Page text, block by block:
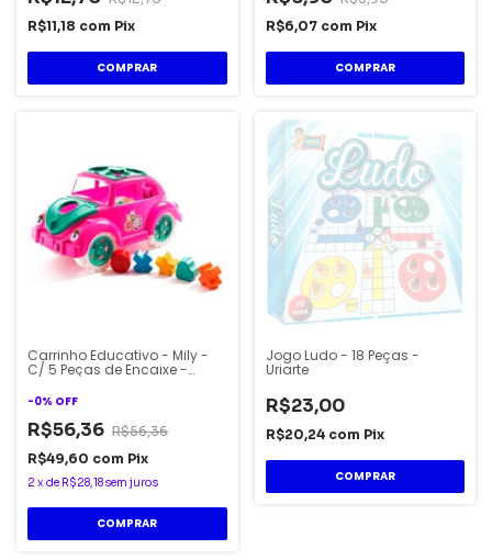
R$11,18 com Pix
R$6,07 com Pix
Carrinho Educativo - Mily -
C/ 5 Peças de Encaixe -
-0% OFF
R$56,36 R$56,36
R$49,60 com Pix
2 xde R$28,18sem juros
Jogo Ludo - 18 Peças -
Uriarte
R$23,00
R$20,24 com Pix